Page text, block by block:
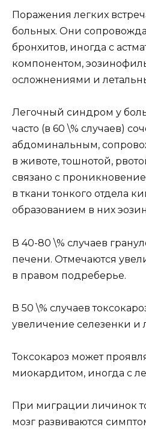
Поражения легких
больных. Они
бронхитов, иногда с
компонентом,
осложнениями и
Легочный синдром у
часто (в 60 \% случаев)
абдоминальным,
в животе, тошнотой,
связано с
в ткани тонкого отдела
образованием в них
В 40-80 \% случаев
печени. Отмечаются
в правом подреберье.
В 50 \% случаев
увеличение селезенки и
Токсокароз может
миокардитом, иногда с
При миграции личинок
мозг развиваются